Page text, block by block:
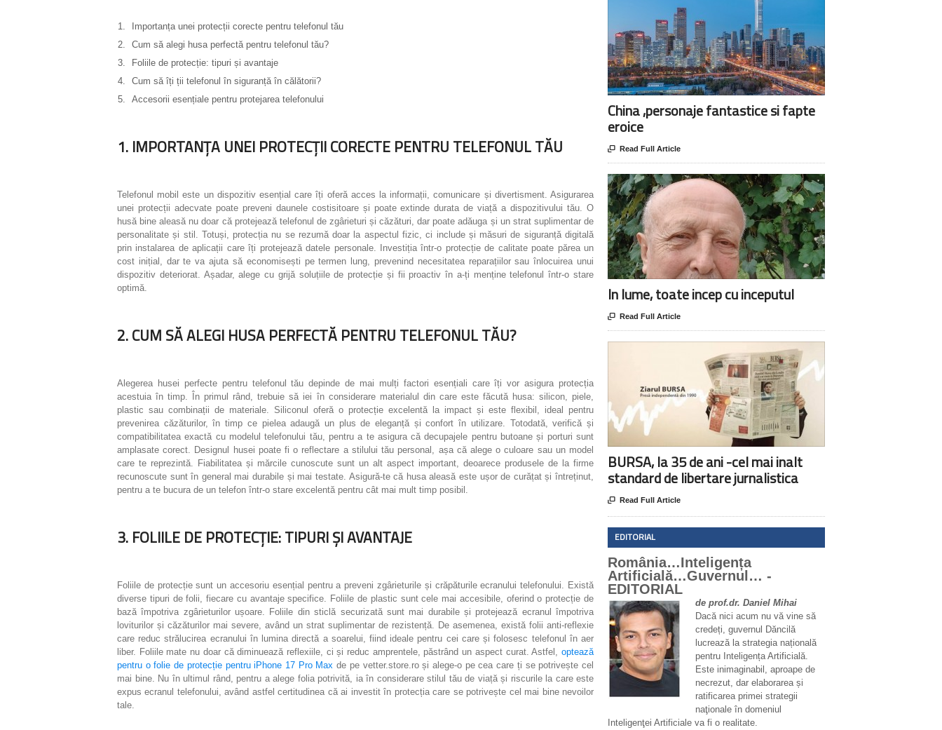
Importanța unei protecții corecte pentru telefonul tău
Cum să alegi husa perfectă pentru telefonul tău?
Foliile de protecție: tipuri și avantaje
Cum să îți ții telefonul în siguranță în călătorii?
Accesorii esențiale pentru protejarea telefonului
1. IMPORTANȚA UNEI PROTECȚII CORECTE PENTRU TELEFONUL TĂU
Telefonul mobil este un dispozitiv esențial care îți oferă acces la informații, comunicare și divertisment. Asigurarea
unei protecții adecvate poate preveni daunele costisitoare și poate extinde durata de viață a dispozitivului tău. O
husă bine aleasă nu doar că protejează telefonul de zgârieturi și căzături, dar poate adăuga și un strat suplimentar de
personalitate și stil. Totuși, protecția nu se rezumă doar la aspectul fizic, ci include și măsuri de siguranță digitală
prin instalarea de aplicații care îți protejează datele personale. Investiția într-o protecție de calitate poate părea un
cost inițial, dar te va ajuta să economisești pe termen lung, prevenind necesitatea reparațiilor sau înlocuirea unui
dispozitiv deteriorat. Așadar, alege cu grijă soluțiile de protecție și fii proactiv în a-ți menține telefonul într-o stare
optimă.
2. CUM SĂ ALEGI HUSA PERFECTĂ PENTRU TELEFONUL TĂU?
Alegerea husei perfecte pentru telefonul tău depinde de mai mulți factori esențiali care îți vor asigura protecția
acestuia în timp. În primul rând, trebuie să iei în considerare materialul din care este făcută husa: silicon, piele,
plastic sau combinații de materiale. Siliconul oferă o protecție excelentă la impact și este flexibil, ideal pentru
prevenirea căzăturilor, în timp ce pielea adaugă un plus de eleganță și confort în utilizare. Totodată, verifică și
compatibilitatea exactă cu modelul telefonului tău, pentru a te asigura că decupajele pentru butoane și porturi sunt
amplasate corect. Designul husei poate fi o reflectare a stilului tău personal, așa că alege o culoare sau un model
care te reprezintă. Fiabilitatea și mărcile cunoscute sunt un alt aspect important, deoarece produsele de la firme
recunoscute sunt în general mai durabile și mai testate. Asigură-te că husa aleasă este ușor de curățat și întreținut,
pentru a te bucura de un telefon într-o stare excelentă pentru cât mai mult timp posibil.
3. FOLIILE DE PROTECȚIE: TIPURI ȘI AVANTAJE
Foliile de protecție sunt un accesoriu esențial pentru a preveni zgârieturile și crăpăturile ecranului telefonului. Există
diverse tipuri de folii, fiecare cu avantaje specifice. Foliile de plastic sunt cele mai accesibile, oferind o protecție de
bază împotriva zgârieturilor ușoare. Foliile din sticlă securizată sunt mai durabile și protejează ecranul împotriva
loviturilor și căzăturilor mai severe, având un strat suplimentar de rezistență. De asemenea, există folii anti-reflexie
care reduc strălucirea ecranului în lumina directă a soarelui, fiind ideale pentru cei care și folosesc telefonul în aer
liber. Foliile mate nu doar că diminuează reflexiile, ci și reduc amprentele, păstrând un aspect curat. Astfel, optează
pentru o folie de protecție pentru iPhone 17 Pro Max de pe vetter.store.ro și alege-o pe cea care ți se potrivește cel
mai bine. Nu în ultimul rând, pentru a alege folia potrivită, ia în considerare stilul tău de viață și riscurile la care este
expus ecranul telefonului, având astfel certitudinea că ai investit în protecția care se potrivește cel mai bine nevoilor
tale.
China ,personaje fantastice si fapte
eroice
 Read Full Article
In lume, toate incep cu inceputul
 Read Full Article
BURSA, la 35 de ani -cel mai inalt
standard de libertare jurnalistica
 Read Full Article
EDITORIAL
România…Inteligența
Artificială…Guvernul… -
EDITORIAL
de prof.dr. Daniel Mihai
Dacă nici acum nu vă vine să
credeți, guvernul Dăncilă
lucrează la strategia națională
pentru Inteligența Artificială.
Este inimaginabil, aproape de
necrezut, dar elaborarea și
ratificarea primei strategii
naţionale în domeniul
Inteligenţei Artificiale va fi o realitate.